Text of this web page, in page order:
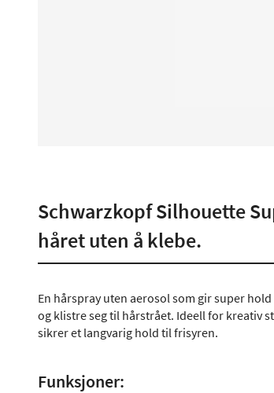
Schwarzkopf Silhouette
håret uten å klebe.
En hårspray uten aerosol som gir super
og klistre seg til hårstrået. Ideell for kreativ
sikrer et langvarig hold til frisyren.
Funksjoner: